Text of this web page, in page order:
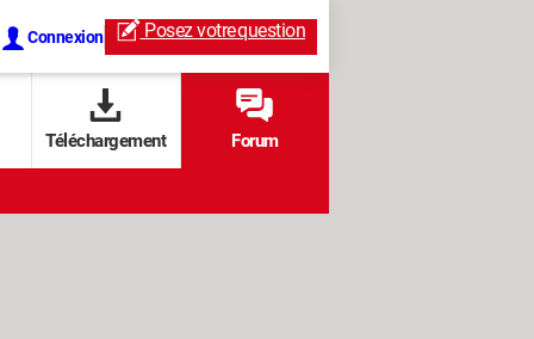
Connexion Posez votrequestion
Téléchargement Forum